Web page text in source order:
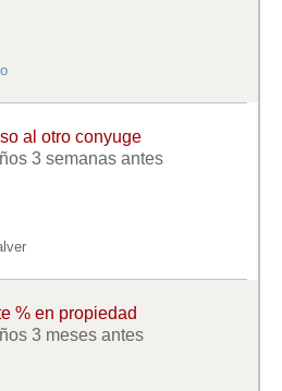
al otro conyuge
3 semanas antes
% en propiedad
3 meses antes